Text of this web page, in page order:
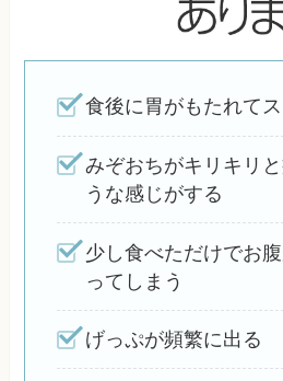
食後に胃がもたれて
みぞおちがキリキリ
うな感じがする
少し食べただけでお
ってしまう
げっぷが頻繁に出る